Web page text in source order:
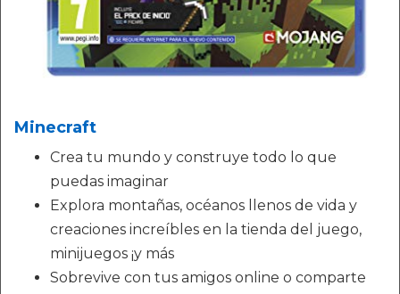
Minecraft
Crea tu mundo y construye todo lo que
puedas imaginar
Explora montañas, océanos llenos de vida y
creaciones increíbles en la tienda del juego,
minijuegos ¡y más
Sobrevive con tus amigos online o comparte